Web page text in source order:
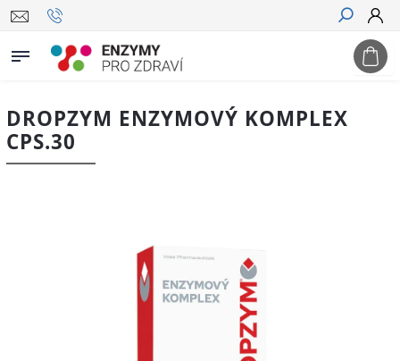
Hledat
DROPZYM ENZYMOVÝ KOMPLEX
CPS.30